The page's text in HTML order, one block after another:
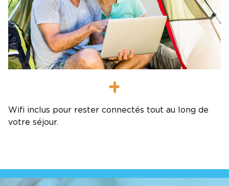
WIFI
Wifi inclus pour rester connectés tout au long de
votre séjour.